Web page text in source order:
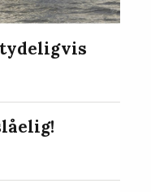
tydeligvis